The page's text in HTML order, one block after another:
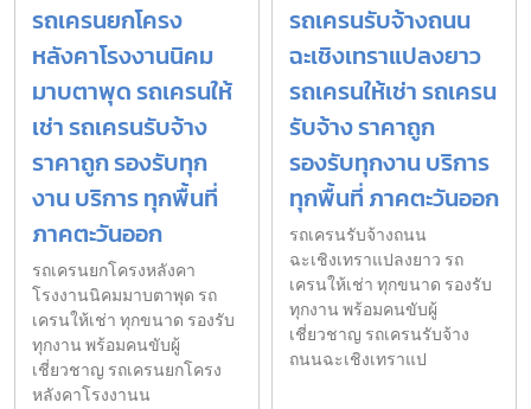
รถเครนยกโครง
หลังคาโรงงานนิคม
มาบตาพุด รถเครนให้
เช่า รถเครนรับจ้าง
ราคาถูก รองรับทุก
งาน บริการ ทุกพื้นที่
ภาคตะวันออก
รถเครนยกโครงหลังคา
โรงงานนิคมมาบตาพุด รถ
เครนให้เช่า ทุกขนาด รองรับ
ทุกงาน พร้อมคนขับผู้
เชี่ยวชาญ รถเครนยกโครง
หลังคาโรงงานน
รถเครนรับจ้างถนน
ฉะเชิงเทราแปลงยาว
รถเครนให้เช่า รถเครน
รับจ้าง ราคาถูก
รองรับทุกงาน บริการ
ทุกพื้นที่ ภาคตะวันออก
รถเครนรับจ้างถนน
ฉะเชิงเทราแปลงยาว รถ
เครนให้เช่า ทุกขนาด รองรับ
ทุกงาน พร้อมคนขับผู้
เชี่ยวชาญ รถเครนรับจ้าง
ถนนฉะเชิงเทราแป